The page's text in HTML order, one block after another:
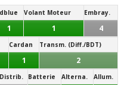
Volant Moteur Embray.
1 1 4
Cardan Transm. (Diff./BDT)
1 2
Distrib. Batterie Alterna. Allum.